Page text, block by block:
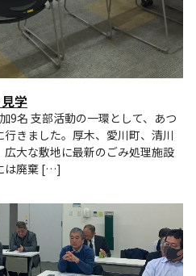
学
支部活動の一環として、あつ
きました。厚木、愛川町、清川
大な敷地に最新のごみ処理施設
は廃棄 […]